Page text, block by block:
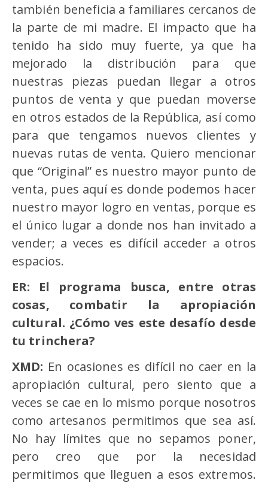
también beneficia a familiares cercanos de
la parte de mi madre. El impacto que ha
tenido ha sido muy fuerte, ya que ha
mejorado la distribución para que
nuestras piezas puedan llegar a otros
puntos de venta y que puedan moverse
en otros estados de la República, así como
para que tengamos nuevos clientes y
nuevas rutas de venta. Quiero mencionar
que “Original” es nuestro mayor punto de
venta, pues aquí es donde podemos hacer
nuestro mayor logro en ventas, porque es
el único lugar a donde nos han invitado a
vender; a veces es difícil acceder a otros
espacios.
ER: El programa busca, entre otras
cosas, combatir la apropiación
cultural. ¿Cómo ves este desafío desde
tu trinchera?
XMD: En ocasiones es difícil no caer en la
apropiación cultural, pero siento que a
veces se cae en lo mismo porque nosotros
como artesanos permitimos que sea así.
No hay límites que no sepamos poner,
pero creo que por la necesidad
permitimos que lleguen a esos extremos.